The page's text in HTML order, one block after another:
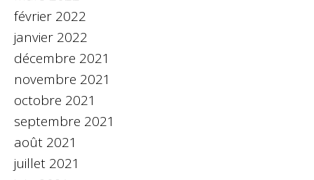
février 2022
janvier 2022
décembre 2021
novembre 2021
octobre 2021
septembre 2021
août 2021
juillet 2021